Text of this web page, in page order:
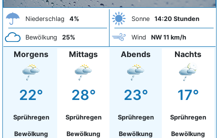
Niederschlag 4%
Bewölkung 25%
Sonne 14:20 Stunden
Wind NW 11 km/h
Morgens
22°
Sprühregen
Bewölkung
Mittags
28°
Sprühregen
Bewölkung
Abends
23°
Sprühregen
Bewölkung
Nachts
17°
Sprühregen
Bewölkung